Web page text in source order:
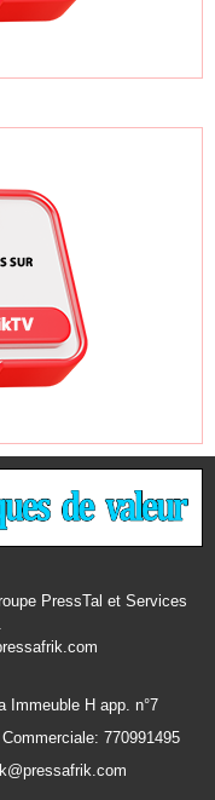
PressTal et Services
Immeuble H app. n°7
770991495